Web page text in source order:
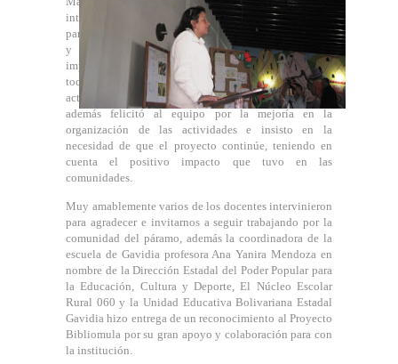
intervino
para agradecer
y resaltar la
importancia de
todas las
actividades realizadas por el proyecto Bibliomula,
además felicitó al equipo por la mejoría en la
organización de las actividades e insisto en la
necesidad de que el proyecto continúe, teniendo en
cuenta el positivo impacto que tuvo en las
comunidades.
Muy amablemente varios de los docentes intervinieron
para agradecer e invitarnos a seguir trabajando por la
comunidad del páramo, además la coordinadora de la
escuela de Gavidia profesora Ana Yanira Mendoza en
nombre de la Dirección Estadal del Poder Popular para
la Educación, Cultura y Deporte, El Núcleo Escolar
Rural 060 y la Unidad Educativa Bolivariana Estadal
Gavidia hizo entrega de un reconocimiento al Proyecto
Bibliomula por su gran apoyo y colaboración para con
la institución.